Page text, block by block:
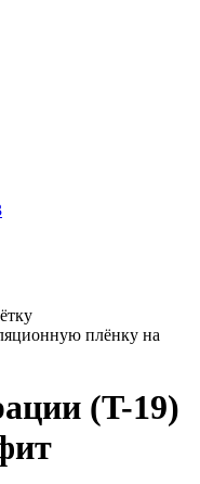
плёнку на
(T-19)